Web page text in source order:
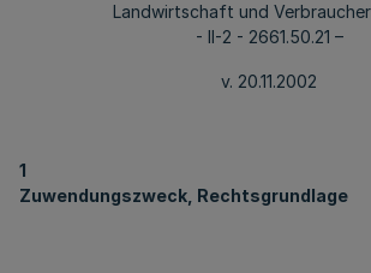
Landwirtschaft und
- II-2 - 2661.50.21 –
v. 20.11.2002
1
Zuwendungszweck, Rechtsgrundlage